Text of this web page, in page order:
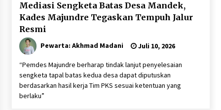
Mediasi Sengketa Batas Desa Mandek,
Kades Majundre Tegaskan Tempuh Jalur
Resmi
Pewarta: Akhmad Madani Juli 10, 2026
“Pemdes Majundre berharap tindak lanjut penyelesaian
sengketa tapal batas kedua desa dapat diputuskan
berdasarkan hasil kerja Tim PKS sesuai ketentuan yang
berlaku”